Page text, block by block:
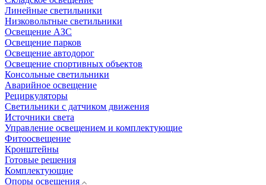
Линейные светильники
Низковольтные светильники
Освещение АЗС
Освещение парков
Освещение автодорог
Освещение спортивных объектов
Консольные светильники
Аварийное освещение
Рециркуляторы
Светильники с датчиком движения
Источники света
Управление освещением и комплектующие
Фитоосвещение
Кронштейны
Готовые решения
Комплектующие
Опоры освещения